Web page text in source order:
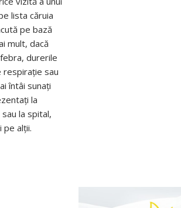
lista căruia
pe bază
mult, dacă
durerile
respirație sau
întâi sunați
la
la spital,
pe alții.